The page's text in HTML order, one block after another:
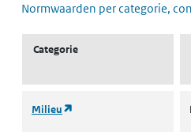
Normwaarden per categorie,
Categorie
Milieu (opent in een nieuw